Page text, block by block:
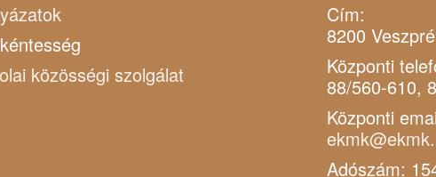
közösségi szolgálat
Cím:
8200
Központi
88/560-610,
Központi
Adószám: